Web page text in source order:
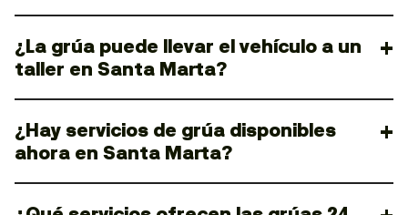
¿La grúa puede llevar el vehículo a un
taller en Santa Marta?
¿Hay servicios de grúa disponibles
ahora en Santa Marta?